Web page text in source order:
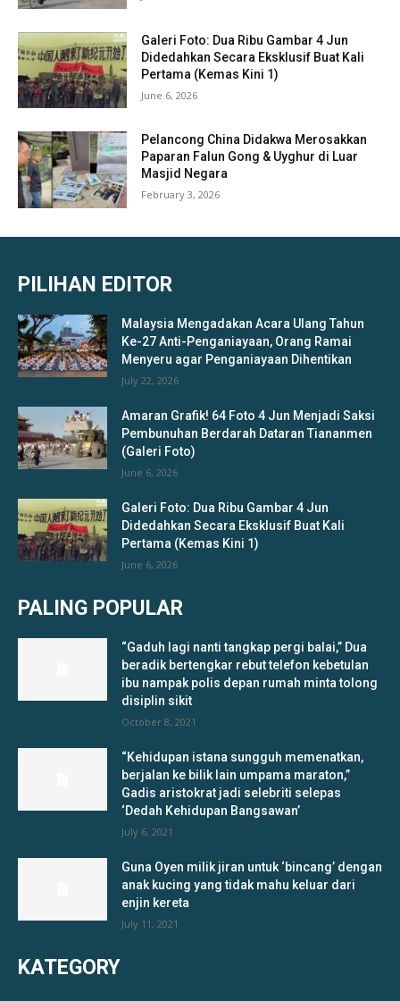
Galeri Foto: Dua Ribu Gambar 4 Jun
Didedahkan Secara Eksklusif Buat Kali
Pertama (Kemas Kini 1)
June 6, 2026
Pelancong China Didakwa Merosakkan
Paparan Falun Gong & Uyghur di Luar
Masjid Negara
February 3, 2026
PILIHAN EDITOR
Malaysia Mengadakan Acara Ulang Tahun
Ke-27 Anti-Penganiayaan, Orang Ramai
Menyeru agar Penganiayaan Dihentikan
July 22, 2026
Amaran Grafik! 64 Foto 4 Jun Menjadi Saksi
Pembunuhan Berdarah Dataran Tiananmen
(Galeri Foto)
June 6, 2026
Galeri Foto: Dua Ribu Gambar 4 Jun
Didedahkan Secara Eksklusif Buat Kali
Pertama (Kemas Kini 1)
June 6, 2026
PALING POPULAR
“Gaduh lagi nanti tangkap pergi balai,” Dua
beradik bertengkar rebut telefon kebetulan
ibu nampak polis depan rumah minta tolong
disiplin sikit
October 8, 2021
“Kehidupan istana sungguh memenatkan,
berjalan ke bilik lain umpama maraton,”
Gadis aristokrat jadi selebriti selepas
‘Dedah Kehidupan Bangsawan’
July 6, 2021
Guna Oyen milik jiran untuk ‘bincang’ dengan
anak kucing yang tidak mahu keluar dari
enjin kereta
July 11, 2021
KATEGORY